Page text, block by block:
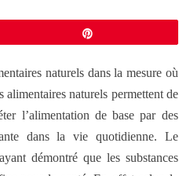
naturels dans la mesure où
naturels permettent de
l’alimentation de base par des
dans la vie quotidienne. Le
démontré que les substances